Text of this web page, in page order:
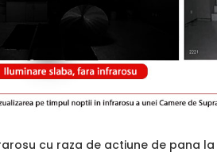
cu raza de actiune de pana la